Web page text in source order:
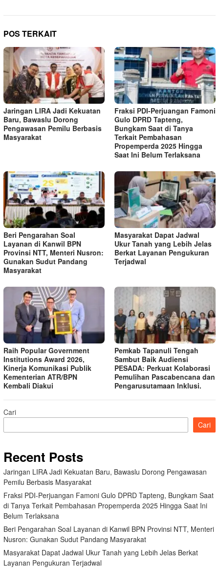
POS TERKAIT
Jaringan LIRA Jadi Kekuatan
Baru, Bawaslu Dorong
Pengawasan Pemilu Berbasis
Masyarakat
Fraksi PDI-Perjuangan Famoni
Gulo DPRD Tapteng,
Bungkam Saat di Tanya
Terkait Pembahasan
Propemperda 2025 Hingga
Saat Ini Belum Terlaksana
Beri Pengarahan Soal
Layanan di Kanwil BPN
Provinsi NTT, Menteri Nusron:
Gunakan Sudut Pandang
Masyarakat
Masyarakat Dapat Jadwal
Ukur Tanah yang Lebih Jelas
Berkat Layanan Pengukuran
Terjadwal
Raih Popular Government
Institutions Award 2026,
Kinerja Komunikasi Publik
Kementerian ATR/BPN
Kembali Diakui
Pemkab Tapanuli Tengah
Sambut Baik Audiensi
PESADA: Perkuat Kolaborasi
Pemulihan Pascabencana dan
Pengarusutamaan Inklusi.
Cari
Cari
Recent Posts
Jaringan LIRA Jadi Kekuatan Baru, Bawaslu Dorong Pengawasan
Pemilu Berbasis Masyarakat
Fraksi PDI-Perjuangan Famoni Gulo DPRD Tapteng, Bungkam Saat
di Tanya Terkait Pembahasan Propemperda 2025 Hingga Saat Ini
Belum Terlaksana
Beri Pengarahan Soal Layanan di Kanwil BPN Provinsi NTT, Menteri
Nusron: Gunakan Sudut Pandang Masyarakat
Masyarakat Dapat Jadwal Ukur Tanah yang Lebih Jelas Berkat
Layanan Pengukuran Terjadwal